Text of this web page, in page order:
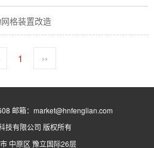
格装置改造
1 ››
邮箱：market@hnfenglian.com
技有限公司 版权所有
中原区 豫立国际26层